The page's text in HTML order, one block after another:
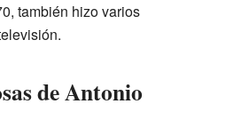
también hizo varios
de Antonio